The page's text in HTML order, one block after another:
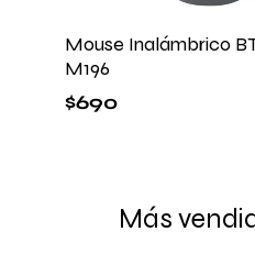
Mouse Inalámbrico
M196
$690
Más